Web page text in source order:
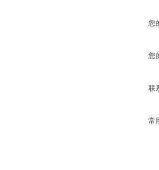
您
您
联
常